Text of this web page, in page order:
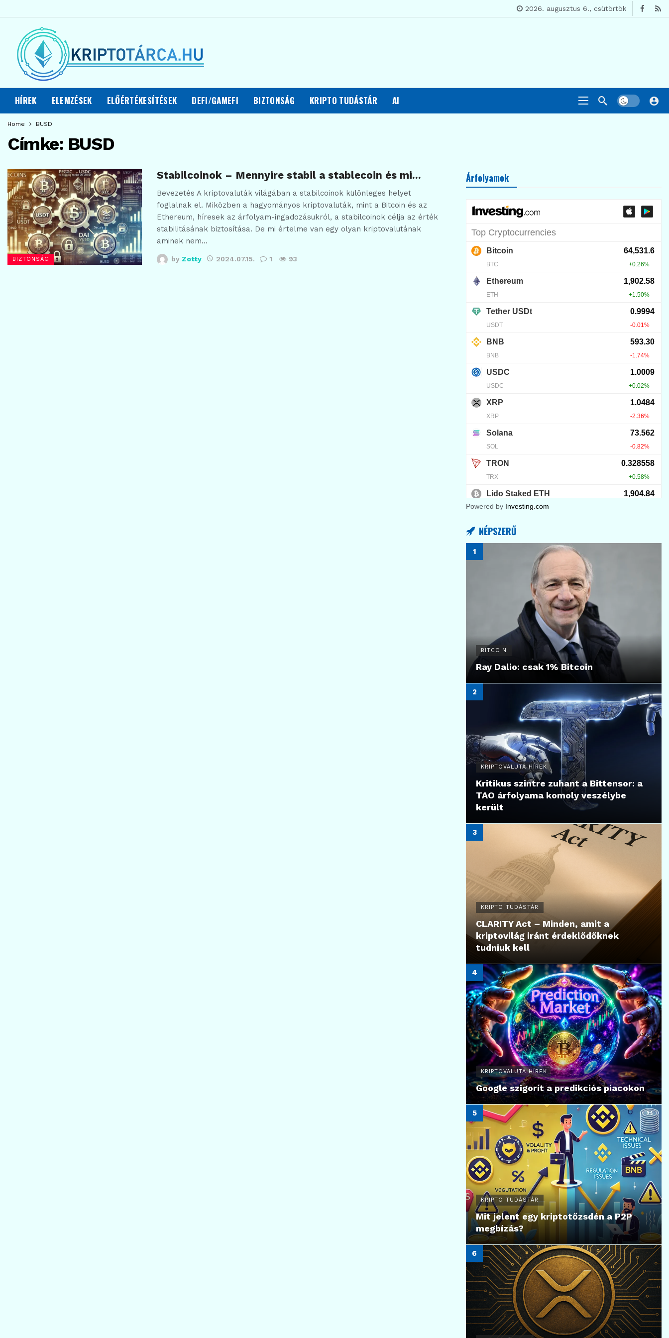
2026. augusztus 6., csütörtök
HÍREK ELEMZÉSEK ELŐÉRTÉKESÍTÉSEK DEFI/GAMEFI BIZTONSÁG KRIPTO TUDÁSTÁR AI
Home BUSD
Címke: BUSD
BIZTONSÁG
Stabilcoinok – Mennyire stabil a stablecoin és mi…
Bevezetés A kriptovaluták világában a stabilcoinok különleges helyet
foglalnak el. Miközben a hagyományos kriptovaluták, mint a Bitcoin és az
Ethereum, híresek az árfolyam-ingadozásukról, a stabilcoinok célja az érték
stabilitásának biztosítása. De mi értelme van egy olyan kriptovalutának
aminek nem…
by Zotty 2024.07.15. 1 93
Árfolyamok
Powered by Investing.com
NÉPSZERŰ
BITCOIN
Ray Dalio: csak 1% Bitcoin
KRIPTOVALUTA HÍREK
Kritikus szintre zuhant a Bittensor: a
TAO árfolyama komoly veszélybe
került
KRIPTO TUDÁSTÁR
CLARITY Act – Minden, amit a
kriptovilág iránt érdeklődőknek
tudniuk kell
KRIPTOVALUTA HÍREK
Google szigorít a predikciós piacokon
KRIPTO TUDÁSTÁR
Mit jelent egy kriptotőzsdén a P2P
megbízás?